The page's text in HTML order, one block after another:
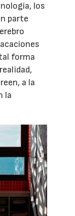
los
parte
forma
a la
la